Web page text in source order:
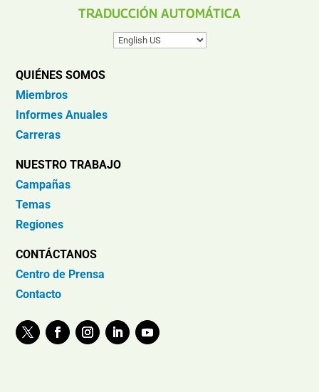
TRADUCCIÓN AUTOMÁTICA
QUIÉNES SOMOS
Miembros
Informes Anuales
Carreras
NUESTRO TRABAJO
Campañas
Temas
Regiones
CONTÁCTANOS
Centro de Prensa
Contacto